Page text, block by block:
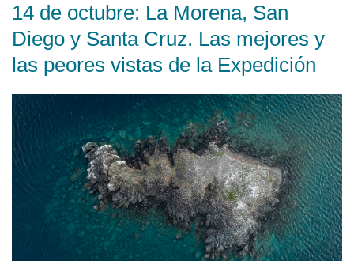
14 de octubre: La Morena, San
Diego y Santa Cruz. Las mejores y
las peores vistas de la Expedición